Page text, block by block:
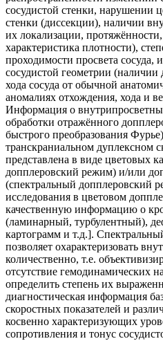
сосудистой стенки, нарушении
стенки (диссекции), наличии
их локализации,
характеристика плотности),
проходимости просвета сосуда,
сосудистой геометрии
хода сосуда от обычной
аномалиях отхождения, хода и
Информация о
обработки отражённого
быстрого преобразования
транскраниальном дуплексном
представлена в виде цветовых
допплеровский режим) и/или
(спектральный допплеровский
исследования в цветовом
качественную информацию о
(ламинарный, турбулентный),
картограмм и т.д.].
позволяет охарактеризовать
количественно, т.е.
отсутствие гемодинамических
определить степень их
диагностическая информация
скоростных показателей и
косвенно характеризующих
сопротивления и тонус